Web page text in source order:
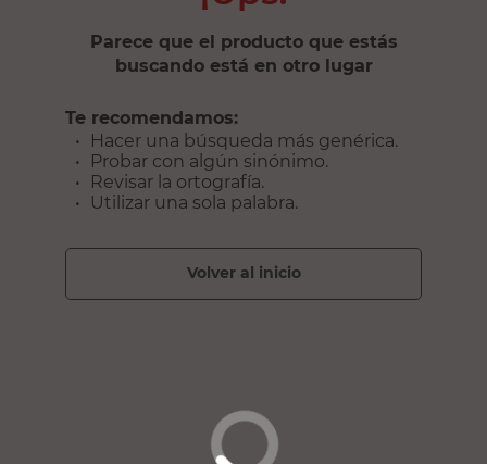
Parece que el producto que estás
buscando está en otro lugar
Te recomendamos:
Hacer una búsqueda más genérica.
Probar con algún sinónimo.
Revisar la ortografía.
Utilizar una sola palabra.
volver al inicio